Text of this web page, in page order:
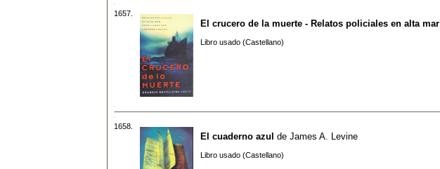
1657.
El crucero de la muerte - Relatos policiales en alta mar
Libro usado (Castellano)
1658.
El cuaderno azul de James A. Levine
Libro usado (Castellano)